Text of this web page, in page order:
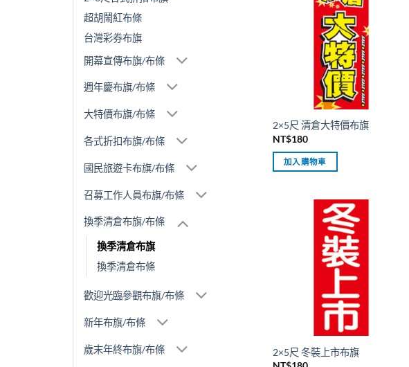
超胡鬧紅布條
台灣彩券布旗
開幕宣傳布旗/布條
週年慶布旗/布條
大特價布旗/布條
各式折扣布旗/布條
國民旅遊卡布旗/布條
召募工作人員布旗/布條
換季清倉布旗/布條
換季清倉布旗
換季清倉布條
歡迎光臨參觀布旗/布條
新年布旗/布條
歲末年終布旗/布條
2×5尺 清倉大特價布旗
NT$180
加入購物車
2×5尺 冬裝上市布旗